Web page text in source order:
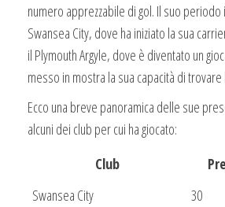
numero apprezzabile di gol. Il suo periodo
Swansea City, dove ha iniziato la sua
il Plymouth Argyle, dove è diventato un
messo in mostra la sua capacità di
Ecco una breve panoramica delle sue
alcuni dei club per cui ha giocato:
Club
Swansea City
30